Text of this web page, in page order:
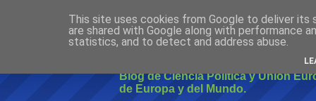
Ciudadano
Blog de Ciencia Política y Unión
de Europa y del Mundo.
This site uses cookies from Google to deliver its
are shared with Google along with performance
statistics, and to detect and address abuse.